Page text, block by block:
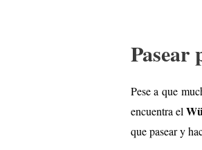
Pasear
Pese a que
encuentra el
que pasear y